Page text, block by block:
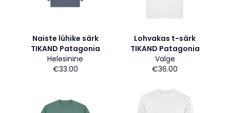
Naiste lühike särk
TIKAND Patagonia
Helesinine
€33.00
Lohvakas t-särk
TIKAND Patagonia
Valge
€36.00